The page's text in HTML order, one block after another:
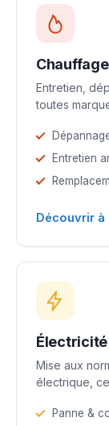
Chauffage
Entretien,
toutes
Entretien
Découvrir à
Électricité
Mise aux
électrique,
Panne &